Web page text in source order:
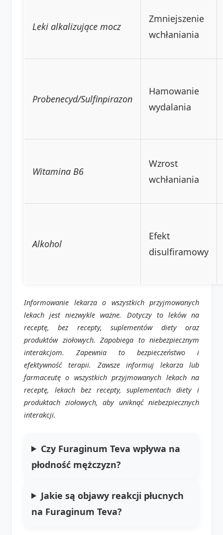
Leki alkalizujące mocz
Zmniejszenie
wchłaniania
Probenecyd/Sulfinpirazon
Hamowanie
wydalania
Witamina B6
Wzrost
wchłaniania
Alkohol
Efekt
disulfiramowy
Informowanie lekarza o wszystkich przyjmowanych
lekach jest niezwykle ważne. Dotyczy to leków na
receptę, bez recepty, suplementów diety oraz
produktów ziołowych. Zapobiega to niebezpiecznym
interakcjom. Zapewnia to bezpieczeństwo i
efektywność terapii. Zawsze informuj lekarza lub
farmaceutę o wszystkich przyjmowanych lekach na
receptę, lekach bez recepty, suplementach diety i
produktach ziołowych, aby uniknąć niebezpiecznych
interakcji.
Czy Furaginum Teva wpływa na
płodność mężczyzn?
Jakie są objawy reakcji płucnych
na Furaginum Teva?